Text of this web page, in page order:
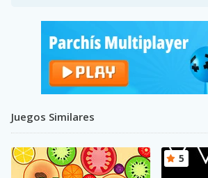
Juegos Similares
5